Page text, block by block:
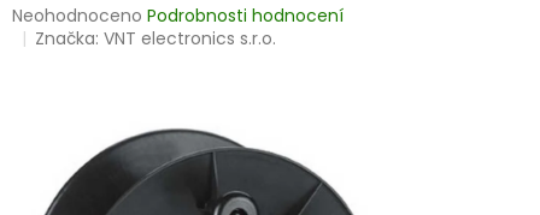
Průměrné
hodnocení
hvězdiček.
Neohodnoceno Podrobnosti hodnocení
Značka:VNT electronics s.r.o.